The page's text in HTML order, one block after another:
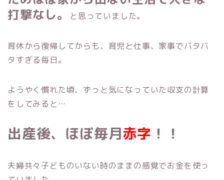
打撃なし。
と思っていました。
育休から復帰してからも、育児と仕事、家事でバタバ
タすぎる毎日。
ようやく慣れた頃、ずっと気になっていた収支の計算
をしてみると…
出産後、ほぼ毎月赤字 ！！
夫婦共々子どものいない時のままの感覚でお金を使っ